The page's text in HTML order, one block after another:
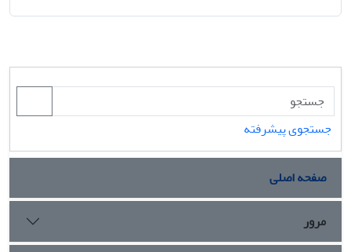
جستجوی پیشرفته
صفحه اصلی
مرور